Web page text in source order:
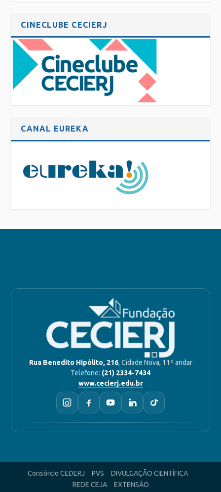
CINECLUBE CECIERJ
CANAL EUREKA
Rua Benedito Hipólito, 216, Cidade Nova, 11º andar
Telefone: (21) 2334-7434
www.cecierj.edu.br
Consórcio CEDERJ PVS
DIVULGAÇÃO CIENTÍFICA
REDE CEJA
EXTENSÃO